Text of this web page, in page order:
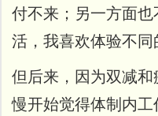
付不来；另一方面也
活，我喜欢体验不同
但后来，因为双减
慢开始觉得体制内工